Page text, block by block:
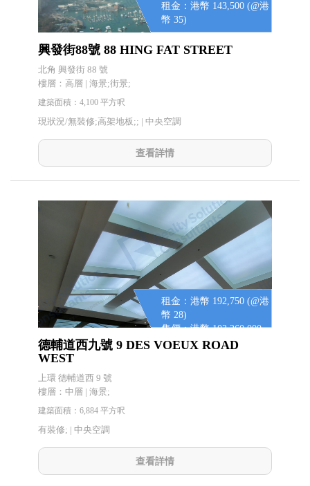
租金：港幣 143,500 (@港
幣 35)
興發街88號 88 HING FAT STREET
北角 興發街 88 號
樓層：高層 | 海景;街景;
建築面積：4,100 平方呎
現狀況/無裝修;高架地板;; | 中央空調
查看詳情
租金：港幣 192,750 (@港
幣 28)
售價：港幣 103,260,000
(@港幣 15,000)
德輔道西九號 9 DES VOEUX ROAD
WEST
上環 德輔道西 9 號
樓層：中層 | 海景;
建築面積：6,884 平方呎
有裝修; | 中央空調
查看詳情